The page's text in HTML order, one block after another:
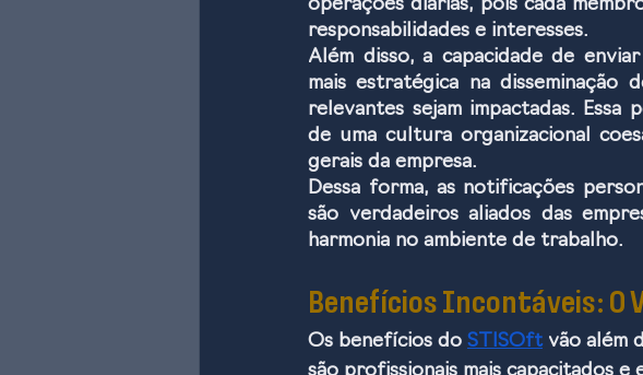
operações diárias, pois cada
responsabilidades e interesses.
Além disso, a capacidade de
mais estratégica na disseminação
relevantes sejam impactadas.
de uma cultura organizacional
gerais da empresa.
Dessa forma, as notificações
são verdadeiros aliados das
harmonia no ambiente de trabalho.
Benefícios Incontáveis: O
Os benefícios do STISOft vão além